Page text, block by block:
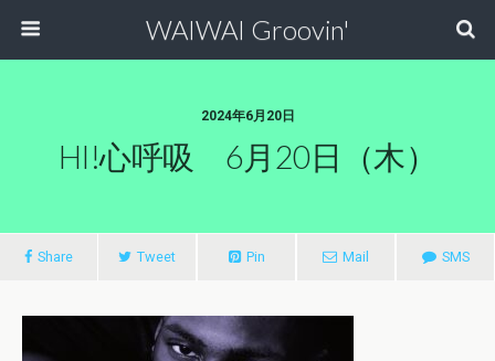
WAIWAI Groovin'
2024年6月20日
HI!心呼吸 6月20日（木）
Share Tweet Pin Mail SMS